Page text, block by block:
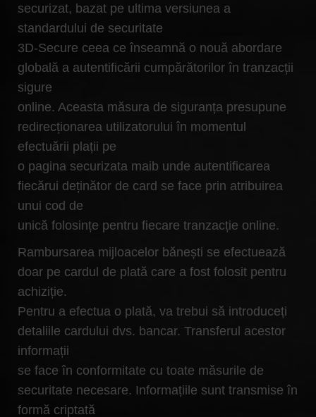
securizat, bazat pe ultima versiunea a
standardului de securitate
3D-Secure ceea ce înseamnă o nouă abordare
globală a autentificării cumpărătorilor în tranzacții
sigure
online. Aceasta măsura de siguranța presupune
redirecționarea utilizatorului în momentul
efectuării plații pe
o pagina securizata maib unde autentificarea
fiecărui deținător de card se face prin atribuirea
unui cod de
unică folosințe pentru fiecare tranzacție online.
Rambursarea mijloacelor bănești se efectuează
doar pe cardul de plată care a fost folosit pentru
achiziție.
Pentru a efectua o plată, va trebui să introduceți
detaliile cardului dvs. bancar. Transferul acestor
informații
se face în conformitate cu toate măsurile de
securitate necesare. Informațiile sunt transmise în
formă criptată